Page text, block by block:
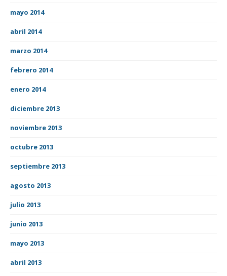
mayo 2014
abril 2014
marzo 2014
febrero 2014
enero 2014
diciembre 2013
noviembre 2013
octubre 2013
septiembre 2013
agosto 2013
julio 2013
junio 2013
mayo 2013
abril 2013